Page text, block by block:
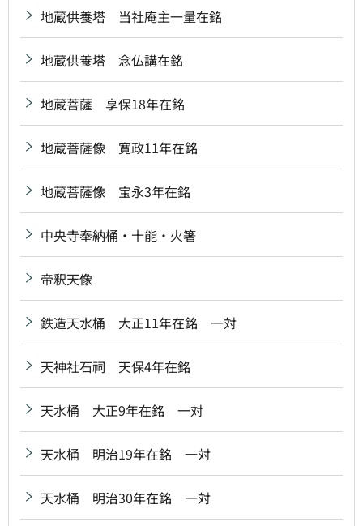
地蔵供養塔 当社庵主一量在銘
地蔵供養塔 念仏講在銘
地蔵菩薩 享保18年在銘
地蔵菩薩像 寛政11年在銘
地蔵菩薩像 宝永3年在銘
中央寺奉納桶・十能・火箸
帝釈天像
鉄造天水桶 大正11年在銘 一対
天神社石祠 天保4年在銘
天水桶 大正9年在銘 一対
天水桶 明治19年在銘 一対
天水桶 明治30年在銘 一対